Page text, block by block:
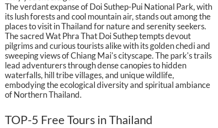
The verdant expanse of Doi Suthep-Pui National Park, with
its lush forests and cool mountain air, stands out among the
places to visit in Thailand for nature and serenity seekers.
The sacred Wat Phra That Doi Suthep tempts devout
pilgrims and curious tourists alike with its golden chedi and
sweeping views of Chiang Mai's cityscape. The park's trails
lead adventurers through dense canopies to hidden
waterfalls, hill tribe villages, and unique wildlife,
embodying the ecological diversity and spiritual ambiance
of Northern Thailand.
TOP-5 Free Tours in Thailand